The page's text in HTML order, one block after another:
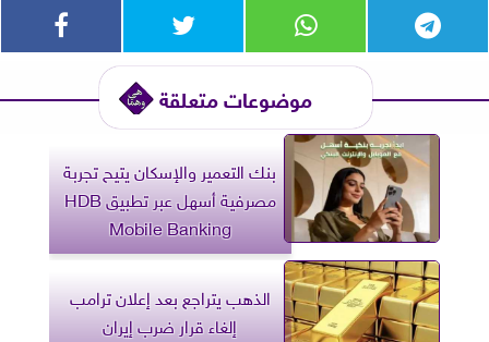
موضوعات متعلقة
بنك التعمير والإسكان يتيح تجربة
مصرفية أسهل عبر تطبيق HDB
Mobile Banking
الذهب يتراجع بعد إعلان ترامب
إلغاء قرار ضرب إيران